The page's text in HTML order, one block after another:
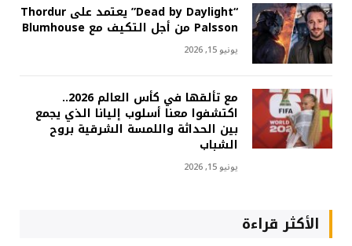
“Dead by Daylight” يعتمد على Thordur
Palsson من أجل التكيف مع Blumhouse
يونيو 15, 2026
مع تألقها في كأس العالم 2026..
اكتشفوا معنا أسلوب إليانا الذي يجمع
بين الحداثة واللمسة الشرقية بروح
الشباب
يونيو 15, 2026
الأكثر قراءة